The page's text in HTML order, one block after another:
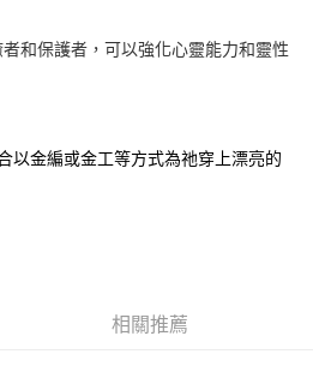
以上)免運費
和保護者，可以強化心靈能力和靈性
以金編或金工等方式為祂穿上漂亮的
相關推薦